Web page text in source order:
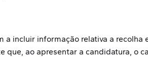
incluir informação relativa a
ao apresentar a candidatura, o